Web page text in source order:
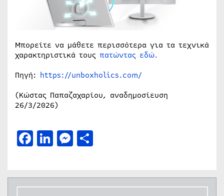
Μπορείτε να μάθετε περισσότερα για τα τεχνικά
χαρακτηριστικά τους πατώντας εδώ.
Πηγή: https://unboxholics.com/
(Κώστας Παπαζαχαρίου, αναδημοσίευση
26/3/2026)
Facebook
LinkedIn
Messenger